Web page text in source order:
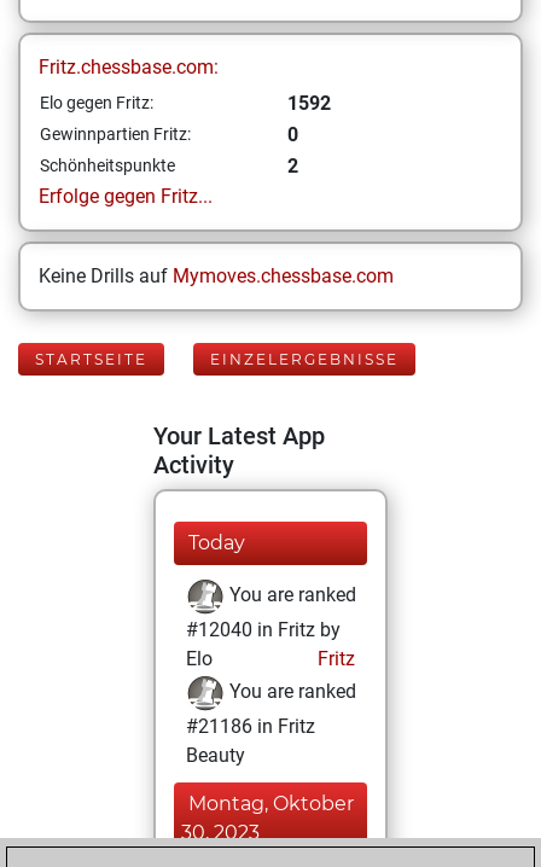
Fritz.chessbase.com:
Elo gegen Fritz: 1592
Gewinnpartien Fritz: 0
Schönheitspunkte
2
Erfolge gegen Fritz...
Keine Drills auf Mymoves.chessbase.com
STARTSEITE EINZELERGEBNISSE
Your Latest App
Activity
Today
You are ranked
#12040 in Fritz by
Elo
Fritz
You are ranked
#21186 in Fritz
Beauty
Montag, Oktober
30, 2023